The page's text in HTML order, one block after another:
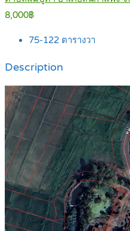
8,000฿
75-122 ตารางวา
Description